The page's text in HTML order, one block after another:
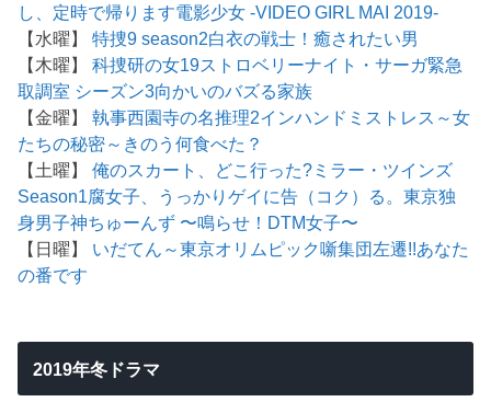
し、定時で帰ります電影少女 -VIDEO GIRL MAI 2019-
【水曜】特捜9 season2白衣の戦士！癒されたい男
【木曜】科捜研の女19ストロベリーナイト・サーガ緊急
取調室 シーズン3向かいのバズる家族
【金曜】執事西園寺の名推理2インハンド ミストレス～女
たちの秘密～ きのう何食べた？
【土曜】俺のスカート、どこ行った? ミラー・ツインズ
Season1腐女子、うっかりゲイに告（コク）る。東京独
身男子神ちゅーんず 〜鳴らせ！DTM女子〜
【日曜】 いだてん～東京オリムピック噺集団左遷!!あなた
の番です
2019年冬ドラマ